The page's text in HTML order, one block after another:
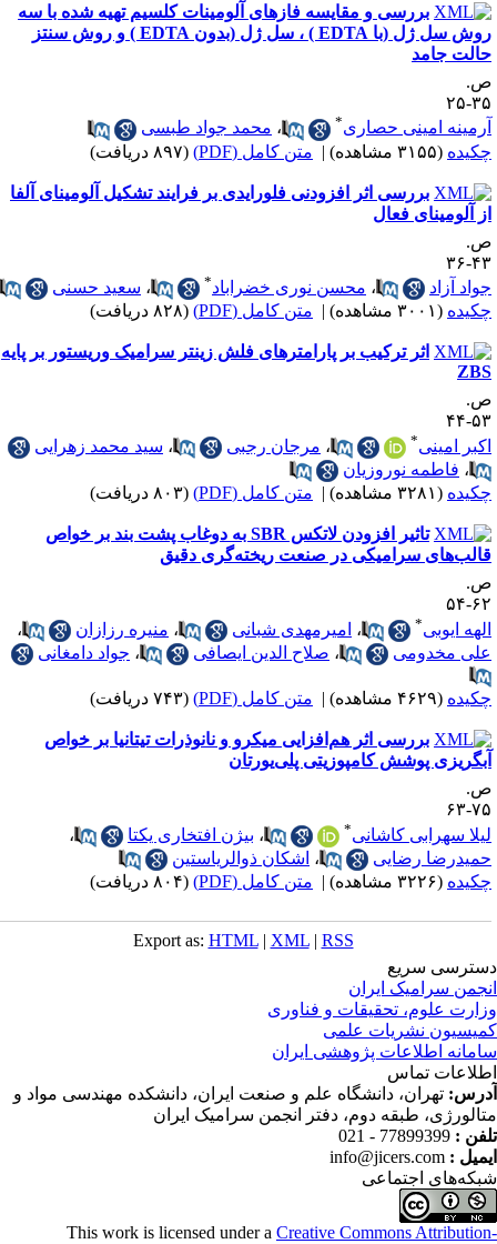
بررسی و مقایسه فازهای آلومینات کلسیم تهیه شده با سه
روش سل ژل (با EDTA ) ، سل ژل (بدون EDTA ) و روش سنتز
جامد
۲۵
امینی حصاری
،محمد جواد طبسی
(۳۱۵۵ مشاهده) | متن کامل (PDF) (۸۹۷ دریافت)
بررسی اثر افزودنی فلورایدی بر فرایند تشکیل آلومینای آلفا
آلومینای فعال
۳۶
آزاد
،محسن نوری خضراباد* ،سعید حسنی
(۳۰۰۱ مشاهده) | متن کامل (PDF) (۸۲۸ دریافت)
اثر ترکیب بر پارامترهای فلش زینتر سرامیک وریستور بر پایه
۴۴
امینی
،مرجان رجبی ،سید محمد زهرایی
،فاطمه نوروزیان
(۳۲۸۱ مشاهده) | متن کامل (PDF) (۸۰۳ دریافت)
تاثیر افزودن لاتکس SBR به دوغاب پشت بند بر خواص
سرامیکی در صنعت ریخته‌گری دقیق
۵۴
ایوبی
،امیرمهدی شبانی ،منیره رزازان
،
مخدومی
،صلاح الدین ایصافی ،جواد دامغانی
(۴۶۲۹ مشاهده) | متن کامل (PDF) (۷۴۳ دریافت)
بررسی اثر هم‌افزایی میکرو و نانوذرات تیتانیا بر خواص
پوشش کامپوزیتی پلی‌یورتان
۶۳
سهرابی کاشانی
،بیژن افتخاری یکتا
،
رضایی
،اشکان ذوالریاستین
(۳۲۲۶ مشاهده) | متن کامل (PDF) (۸۰۴ دریافت)
Export as:HTML |XML |RSS
سریع
سرامیک ایران
علوم، تحقیقات و فناوری
نشریات علمی
اطلاعات پژوهشی ایران
تماس
تهران، دانشگاه علم و صنعت ایران، دانشکده مهندسی مواد و
طبقه دوم، دفتر انجمن سرامیک ایران
:
77899399 - 021
:
info@jicers.com
اجتماعی
This work is licensed under aCreative Commons